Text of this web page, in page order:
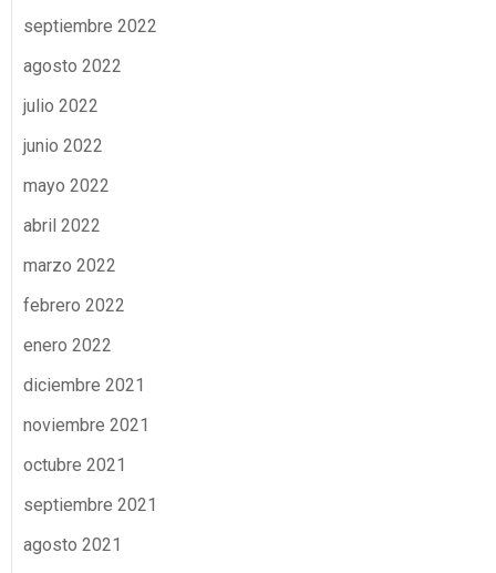
septiembre 2022
agosto 2022
julio 2022
junio 2022
mayo 2022
abril 2022
marzo 2022
febrero 2022
enero 2022
diciembre 2021
noviembre 2021
octubre 2021
septiembre 2021
agosto 2021